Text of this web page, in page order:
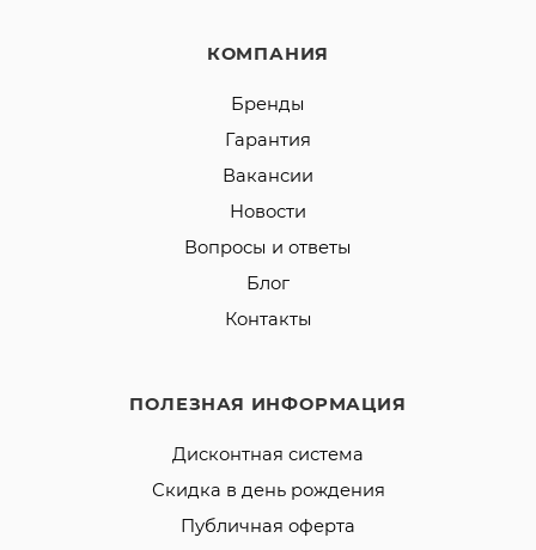
КОМПАНИЯ
Бренды
Гарантия
Вакансии
Новости
Вопросы и ответы
Блог
Контакты
ПОЛЕЗНАЯ ИНФОРМАЦИЯ
Дисконтная система
Скидка в день рождения
Публичная оферта